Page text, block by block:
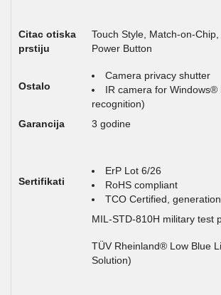
Citac otiska
prstiju
Touch Style, Match-on-
Power Button
Ostalo
Camera privacy shutter
IR camera for Windows®
recognition)
Garancija
3 godine
Sertifikati
ErP Lot 6/26
RoHS compliant
TCO Certified,
MIL-STD-810H military test
TÜV Rheinland® Low Blue
Solution)